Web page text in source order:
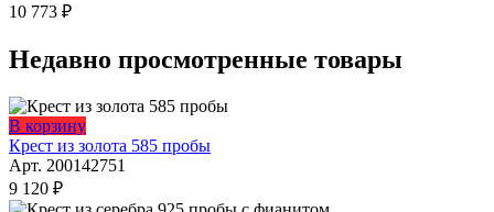
10 773 ₽
Недавно просмотренные товары
В корзину
Крест из золота 585 пробы
Арт. 200142751
9 120 ₽